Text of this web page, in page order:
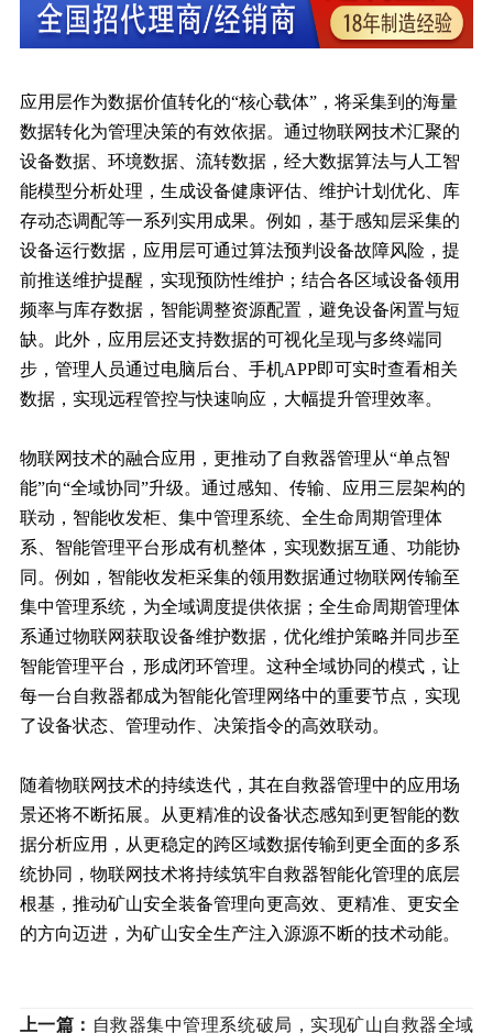
应用层作为数据价值转化的“核心载体”，将采集到的海量
数据转化为管理决策的有效依据。通过物联网技术汇聚的
设备数据、环境数据、流转数据，经大数据算法与人工智
能模型分析处理，生成设备健康评估、维护计划优化、库
存动态调配等一系列实用成果。例如，基于感知层采集的
设备运行数据，应用层可通过算法预判设备故障风险，提
前推送维护提醒，实现预防性维护；结合各区域设备领用
频率与库存数据，智能调整资源配置，避免设备闲置与短
缺。此外，应用层还支持数据的可视化呈现与多终端同
步，管理人员通过电脑后台、手机APP即可实时查看相关
数据，实现远程管控与快速响应，大幅提升管理效率。
物联网技术的融合应用，更推动了自救器管理从“单点智
能”向“全域协同”升级。通过感知、传输、应用三层架构的
联动，智能收发柜、集中管理系统、全生命周期管理体
系、智能管理平台形成有机整体，实现数据互通、功能协
同。例如，智能收发柜采集的领用数据通过物联网传输至
集中管理系统，为全域调度提供依据；全生命周期管理体
系通过物联网获取设备维护数据，优化维护策略并同步至
智能管理平台，形成闭环管理。这种全域协同的模式，让
每一台自救器都成为智能化管理网络中的重要节点，实现
了设备状态、管理动作、决策指令的高效联动。
随着物联网技术的持续迭代，其在自救器管理中的应用场
景还将不断拓展。从更精准的设备状态感知到更智能的数
据分析应用，从更稳定的跨区域数据传输到更全面的多系
统协同，物联网技术将持续筑牢自救器智能化管理的底层
根基，推动矿山安全装备管理向更高效、更精准、更安全
的方向迈进，为矿山安全生产注入源源不断的技术动能。
上一篇： 自救器集中管理系统破局，实现矿山自救器全域